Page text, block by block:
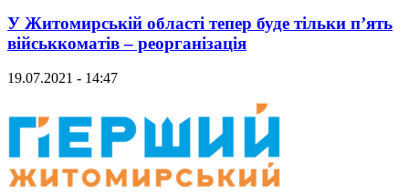
У Житомирській області тепер буде тільки п’ять
військкоматів – реорганізація
19.07.2021 - 14:47